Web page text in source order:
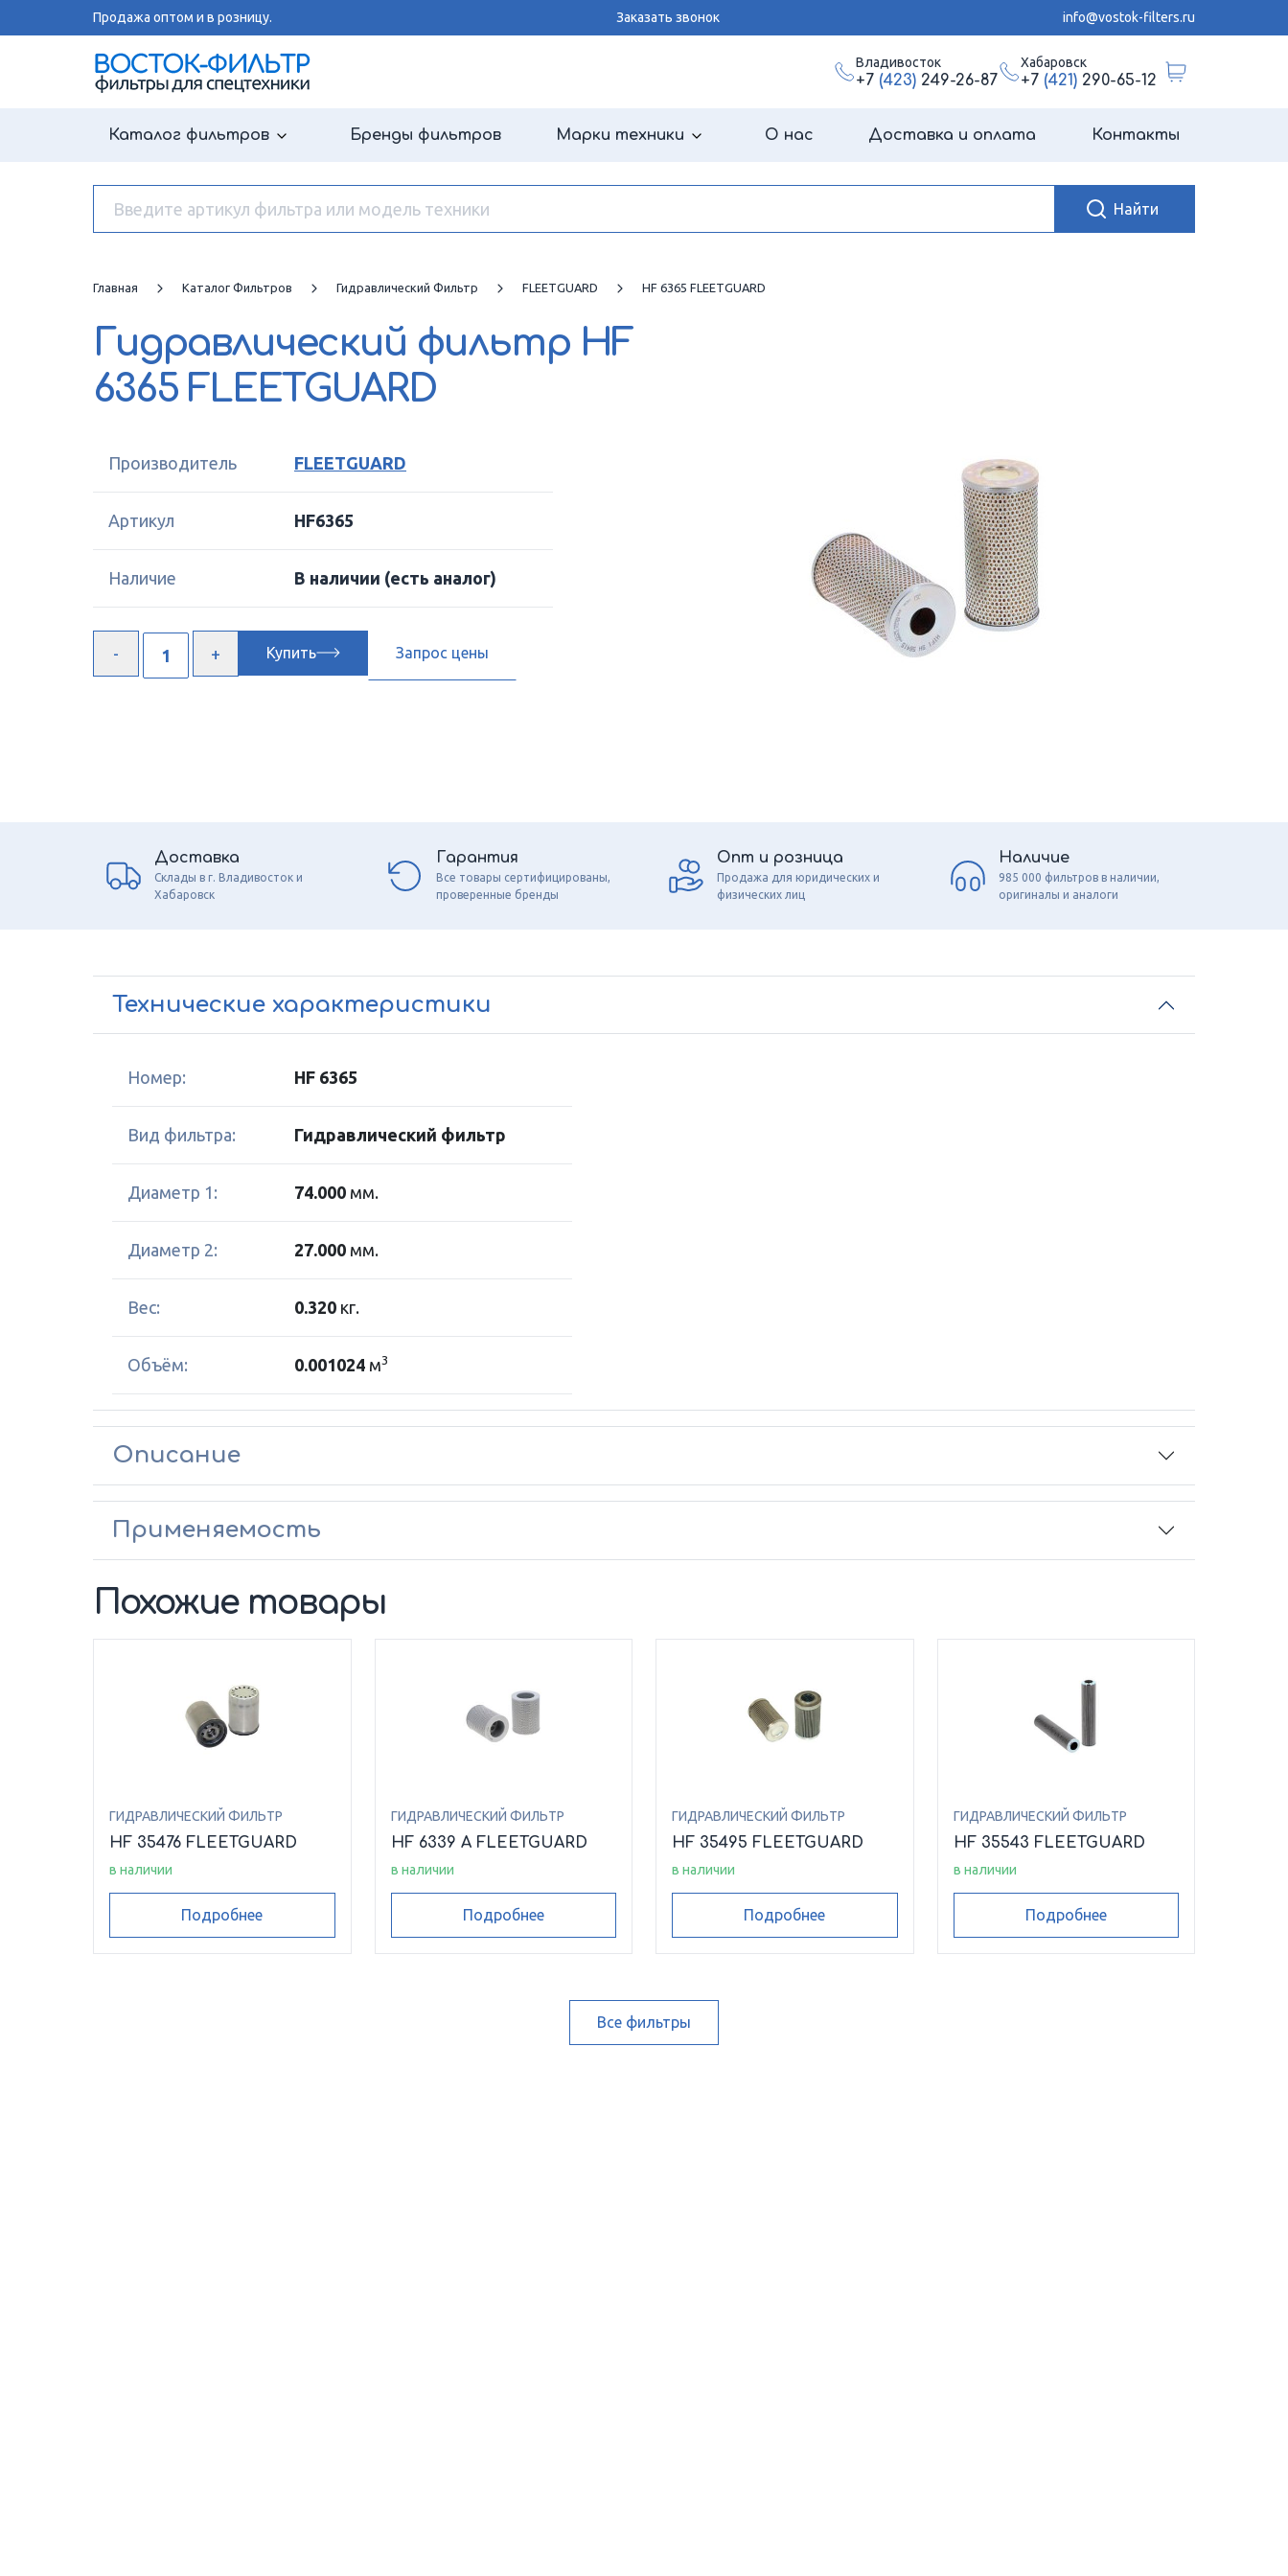
Продажа оптом и в розницу. Заказать звонок info@vostok-filters.ru
Владивосток
+7 (423)249-26-87
Хабаровск
+7 (421)290-65-12
Каталог фильтров Бренды фильтров Марки техники О нас Доставка и оплата Контакты
Главная Каталог Фильтров Гидравлический Фильтр FLEETGUARD HF 6365 FLEETGUARD
Гидравлический фильтр HF
6365 FLEETGUARD
Производитель FLEETGUARD
Артикул HF6365
Наличие В наличии (есть аналог)
Купить Запрос цены
Доставка
Склады в г. Владивосток и
Хабаровск
Гарантия
Все товары сертифицированы,
проверенные бренды
Опт и розница
Продажа для юридических и
физических лиц
Наличие
985 000 фильтров в наличии,
оригиналы и аналоги
Технические характеристики
Номер: HF 6365
Вид фильтра: Гидравлический фильтр
Диаметр 1: 74.000 мм.
Диаметр 2: 27.000 мм.
Вес: 0.320 кг.
Объём: 0.001024 м3
Описание
Применяемость
Похожие товары
ГИДРАВЛИЧЕСКИЙ ФИЛЬТР
HF 35476 FLEETGUARD
в наличии
Подробнее
ГИДРАВЛИЧЕСКИЙ ФИЛЬТР
HF 6339 A FLEETGUARD
в наличии
Подробнее
ГИДРАВЛИЧЕСКИЙ ФИЛЬТР
HF 35495 FLEETGUARD
в наличии
Подробнее
ГИДРАВЛИЧЕСКИЙ ФИЛЬТР
HF 35543 FLEETGUARD
в наличии
Подробнее
Все фильтры